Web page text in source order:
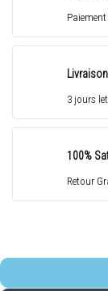
Livraison
3 jours
100%
Retour